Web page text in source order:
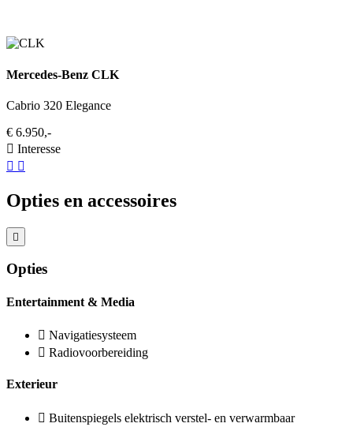
Mercedes-Benz CLK
Cabrio 320 Elegance
€ 6.950,-
Interesse
Opties en accessoires
Opties
Entertainment & Media
Navigatiesysteem
Radiovoorbereiding
Exterieur
Buitenspiegels elektrisch verstel- en verwarmbaar